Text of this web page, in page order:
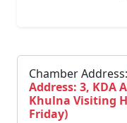
Chamber Address:
Address: 3, KDA
Khulna Visiting
Friday)